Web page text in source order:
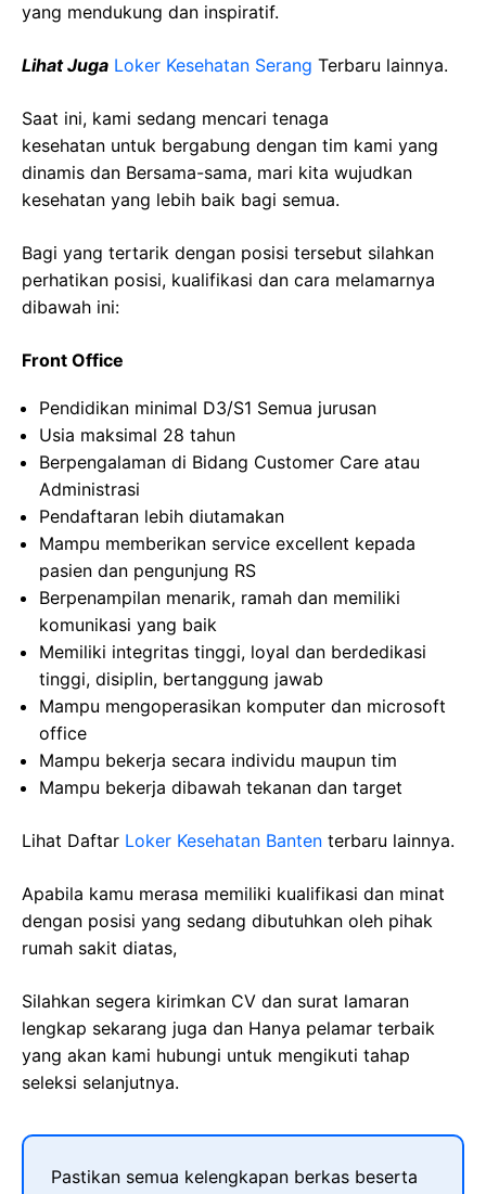
yang mendukung dan inspiratif.
Lihat Juga Loker Kesehatan Serang Terbaru lainnya.
Saat ini, kami sedang mencari tenaga
kesehatan untuk bergabung dengan tim kami yang
dinamis dan Bersama-sama, mari kita wujudkan
kesehatan yang lebih baik bagi semua.
Bagi yang tertarik dengan posisi tersebut silahkan
perhatikan posisi, kualifikasi dan cara melamarnya
dibawah ini:
Front Office
Pendidikan minimal D3/S1 Semua jurusan
Usia maksimal 28 tahun
Berpengalaman di Bidang Customer Care atau
Administrasi
Pendaftaran lebih diutamakan
Mampu memberikan service excellent kepada
pasien dan pengunjung RS
Berpenampilan menarik, ramah dan memiliki
komunikasi yang baik
Memiliki integritas tinggi, loyal dan berdedikasi
tinggi, disiplin, bertanggung jawab
Mampu mengoperasikan komputer dan microsoft
office
Mampu bekerja secara individu maupun tim
Mampu bekerja dibawah tekanan dan target
Lihat Daftar Loker Kesehatan Banten terbaru lainnya.
Apabila kamu merasa memiliki kualifikasi dan minat
dengan posisi yang sedang dibutuhkan oleh pihak
rumah sakit diatas,
Silahkan segera kirimkan CV dan surat lamaran
lengkap sekarang juga dan Hanya pelamar terbaik
yang akan kami hubungi untuk mengikuti tahap
seleksi selanjutnya.
Pastikan semua kelengkapan berkas beserta